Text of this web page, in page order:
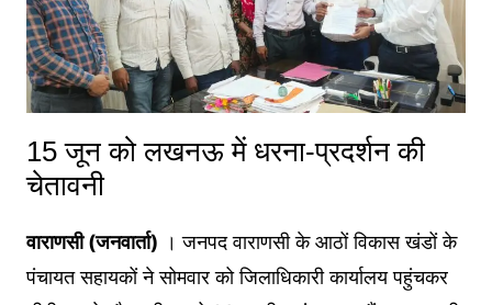
15 जून को लखनऊ में धरना-प्रदर्शन की
चेतावनी
वाराणसी (जनवार्ता) । जनपद वाराणसी के आठों विकास खंडों के
पंचायत सहायकों ने सोमवार को जिलाधिकारी कार्यालय पहुंचकर